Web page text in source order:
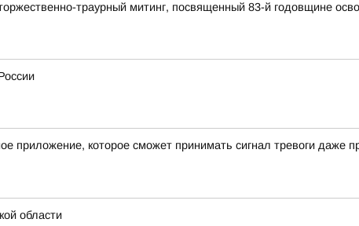
траурный митинг, посвященный 83-й годовщине
приложение, которое сможет принимать сигнал тревоги даже
области